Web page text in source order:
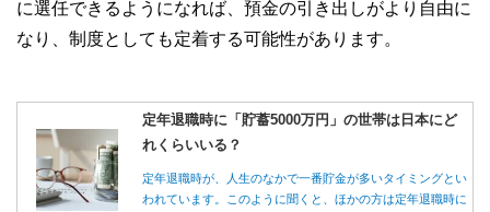
に選任できるようになれば、預金の引き出しがより自由に
なり、制度としても定着する可能性があります。
定年退職時に「貯蓄5000万円」の世帯は日本にど
れくらいいる？
定年退職時が、人生のなかで一番貯金が多いタイミングとい
われています。このように聞くと、ほかの方は定年退職時に